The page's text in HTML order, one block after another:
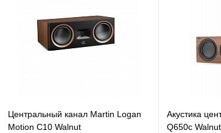
Центральный канал Martin Logan
Motion C10 Walnut
Акустика
Q650c Walnut